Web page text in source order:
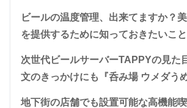
ビールの温度管理、出来てますか？
を提供するために知っておきたいこと
次世代ビールサーバーTAPPYの見た
文のきっかけにも『呑み場 ウメダうめ
地下街の店舗でも設置可能な高機能